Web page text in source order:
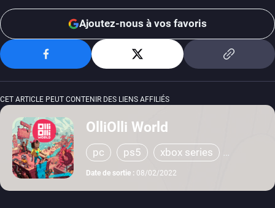
Ajoutez-nous à vos favoris
CET ARTICLE PEUT CONTENIR DES LIENS AFFILIÉS
OlliOlli World
pc ps5
xbox series
switch
ps4
Date de sortie : 08/02/2022